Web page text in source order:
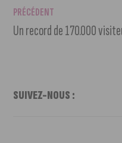
PRÉCÉDENT
SUIVEZ-NOUS :